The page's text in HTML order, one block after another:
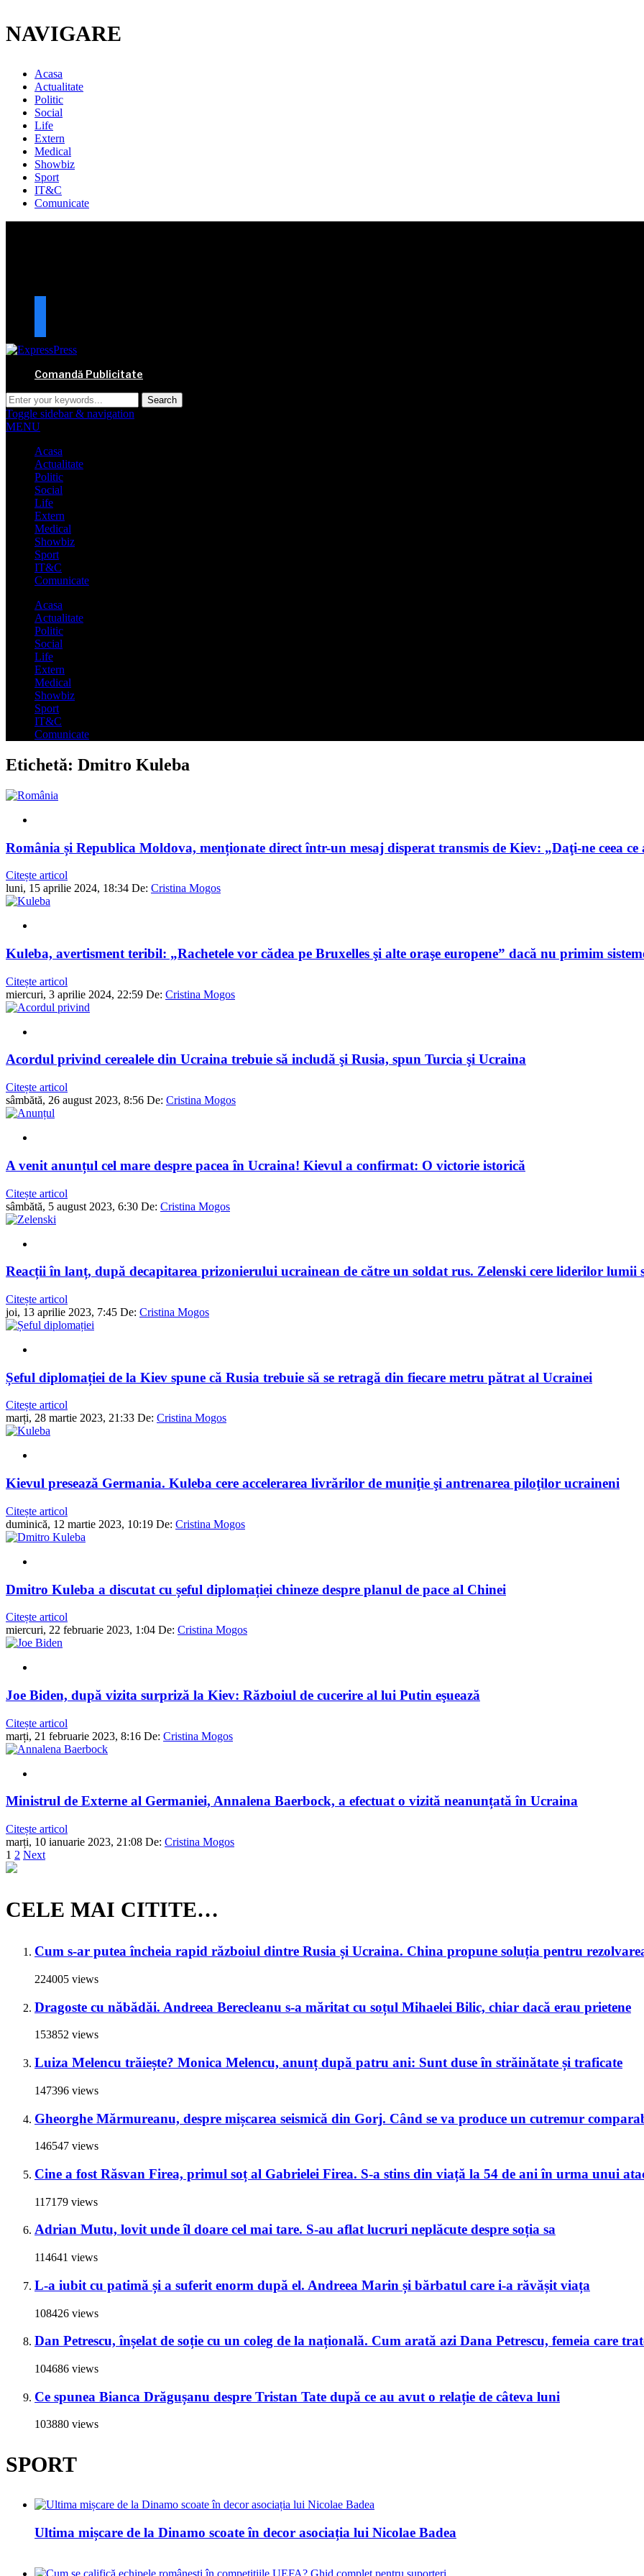
NAVIGARE
Acasa
Actualitate
Politic
Social
Life
Extern
Medical
Showbiz
Sport
IT&C
Comunicate
Comandă Publicitate
Toggle sidebar & navigation
MENU
Acasa
Actualitate
Politic
Social
Life
Extern
Medical
Showbiz
Sport
IT&C
Comunicate
Acasa
Actualitate
Politic
Social
Life
Extern
Medical
Showbiz
Sport
IT&C
Comunicate
Etichetă: Dmitro Kuleba
România și Republica Moldova, menționate direct într-un mesaj disperat transmis de Kiev: „Daţi-ne ceea ce
Citește articol
luni, 15 aprilie 2024, 18:34 De: Cristina Mogos
Kuleba, avertisment teribil: „Rachetele vor cădea pe Bruxelles şi alte oraşe europene” dacă nu primim
Citește articol
miercuri, 3 aprilie 2024, 22:59 De: Cristina Mogos
Acordul privind cerealele din Ucraina trebuie să includă şi Rusia, spun Turcia şi Ucraina
Citește articol
sâmbătă, 26 august 2023, 8:56 De: Cristina Mogos
A venit anunțul cel mare despre pacea în Ucraina! Kievul a confirmat: O victorie istorică
Citește articol
sâmbătă, 5 august 2023, 6:30 De: Cristina Mogos
Reacții în lanț, după decapitarea prizonierului ucrainean de către un soldat rus. Zelenski cere liderilor lumii
Citește articol
joi, 13 aprilie 2023, 7:45 De: Cristina Mogos
Șeful diplomației de la Kiev spune că Rusia trebuie să se retragă din fiecare metru pătrat al Ucrainei
Citește articol
marți, 28 martie 2023, 21:33 De: Cristina Mogos
Kievul presează Germania. Kuleba cere accelerarea livrărilor de muniţie şi antrenarea piloţilor ucraineni
Citește articol
duminică, 12 martie 2023, 10:19 De: Cristina Mogos
Dmitro Kuleba a discutat cu șeful diplomației chineze despre planul de pace al Chinei
Citește articol
miercuri, 22 februarie 2023, 1:04 De: Cristina Mogos
Joe Biden, după vizita surpriză la Kiev: Războiul de cucerire al lui Putin eşuează
Citește articol
marți, 21 februarie 2023, 8:16 De: Cristina Mogos
Ministrul de Externe al Germaniei, Annalena Baerbock, a efectuat o vizită neanunțată în Ucraina
Citește articol
marți, 10 ianuarie 2023, 21:08 De: Cristina Mogos
1 2 Next
CELE MAI CITITE…
Cum s-ar putea încheia rapid războiul dintre Rusia și Ucraina. China propune soluția pentru
224005 views
Dragoste cu năbădăi. Andreea Berecleanu s-a măritat cu soțul Mihaelei Bilic, chiar dacă erau prietene
153852 views
Luiza Melencu trăiește? Monica Melencu, anunț după patru ani: Sunt duse în străinătate și traficate
147396 views
Gheorghe Mărmureanu, despre mișcarea seismică din Gorj. Când se va produce un cutremur
146547 views
Cine a fost Răsvan Firea, primul soț al Gabrielei Firea. S-a stins din viață la 54 de ani în urma unui
117179 views
Adrian Mutu, lovit unde îl doare cel mai tare. S-au aflat lucruri neplăcute despre soția sa
114641 views
L-a iubit cu patimă și a suferit enorm după el. Andreea Marin și bărbatul care i-a răvășit viața
108426 views
Dan Petrescu, înșelat de soție cu un coleg de la națională. Cum arată azi Dana Petrescu, femeia care
104686 views
Ce spunea Bianca Drăgușanu despre Tristan Tate după ce au avut o relație de câteva luni
103880 views
SPORT
Ultima mișcare de la Dinamo scoate în decor asociația lui Nicolae Badea